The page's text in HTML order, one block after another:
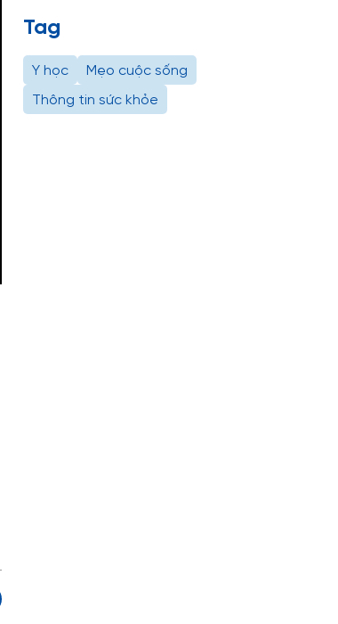
Tag
Y học
Mẹo cuộc sống
Thông tin sức khỏe